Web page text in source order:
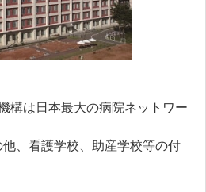
構は日本最大の病院ネットワー
、看護学校、助産学校等の付